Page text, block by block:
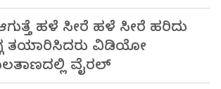
ಹಳೆ ಸೀರೆ ಹಳೆ ಸೀರೆ ಹರಿದು
ತಯಾರಿಸಿದರು ವಿಡಿಯೋ
ವೈರಲ್